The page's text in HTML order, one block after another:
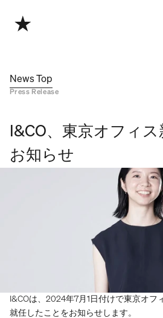
News Top
Press Release
I&CO、東京オフィ
お知らせ
I&COは、2024年7月1日付けで東京オフ
就任したことをお知らせします。